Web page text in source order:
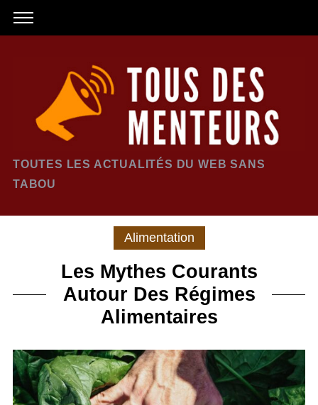
TOUTES LES ACTUALITÉS DU WEB SANS
TABOU
Alimentation
Les Mythes Courants
Autour Des Régimes
Alimentaires